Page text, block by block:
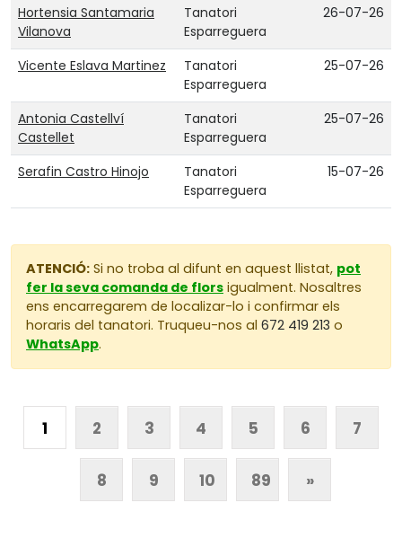
Hortensia Santamaria
Vilanova
Tanatori
Esparreguera
26-07-26
Vicente Eslava Martinez
Tanatori
Esparreguera
25-07-26
Antonia Castellví
Castellet
Tanatori
Esparreguera
25-07-26
Serafin Castro Hinojo
Tanatori
Esparreguera
15-07-26
ATENCIÓ: Si no troba al difunt en aquest llistat, pot
fer la seva comanda de flors igualment. Nosaltres
ens encarregarem de localizar-lo i confirmar els
horaris del tanatori. Truqueu-nos al 672 419 213 o
WhatsApp.
1 2 3 4 5 6 7
8 9 10 89 »